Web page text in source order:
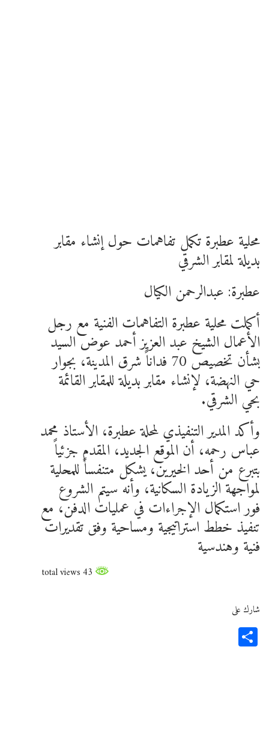
محلية عطبرة تكمل تفاهمات حول إنشاء مقابر
بديلة لمقابر الشرقي
عطبرة: عبدالرحمن الكيال
أكملت محلية عطبرة التفاهمات الفنية مع رجل
الأعمال الشيخ عبد العزيز أحمد عوض السيد
بشأن تخصيص 70 فداناً شرق المدينة، بجوار
حي النهضة، لإنشاء مقابر بديلة للمقابر القائمة
بحي الشرقي.
وأكد المدير التنفيذي لمحلة عطبرة، الأستاذ محمد
عباس رحمه، أن الموقع الجديد، المقدم جزئياً
بتبرع من أحد الخيرين، يشكل متنفساً للمحلية
لمواجهة الزيادة السكانية، وأنه سيتم الشروع
فور استكمال الإجراءات في عمليات الدفن، مع
تنفيذ خطط استراتيجية ومساحية وفق تقديرات
فنية وهندسية
شارك على